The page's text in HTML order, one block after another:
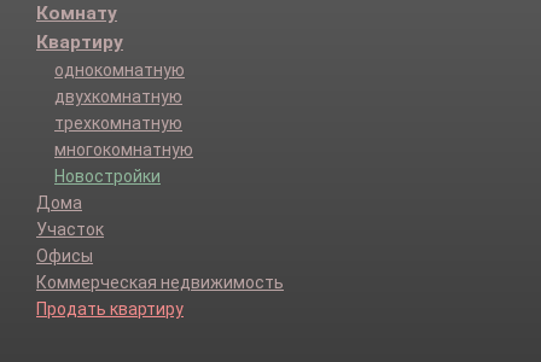
Комнату
Квартиру
однокомнатную
двухкомнатную
трехкомнатную
многокомнатную
Новостройки
Дома
Участок
Офисы
Коммерческая недвижимость
Продать квартиру